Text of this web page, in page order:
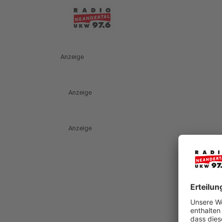
Anzeige
Anzeige
Anzeige